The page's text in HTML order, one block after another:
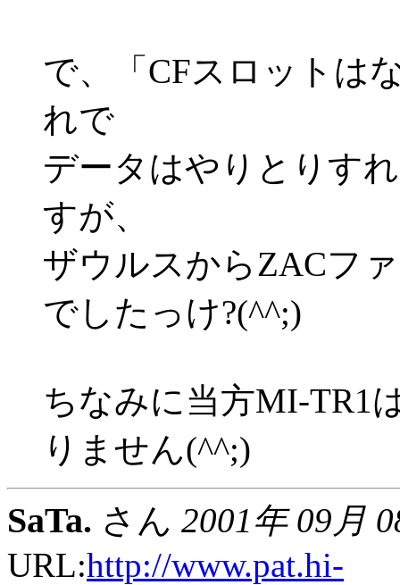
で、「CFスロットは
れで
データはやりとりす
すが、
ザウルスからZACフ
でしたっけ?(^^;)
ちなみに当方MI-TR1
りません(^^;)
SaTa. さん 2001年 09月
URL:http://www.pat.hi-